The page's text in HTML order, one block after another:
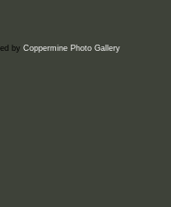
by Coppermine Photo Gallery